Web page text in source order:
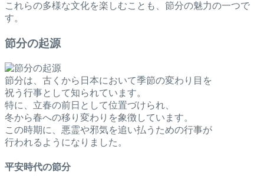
これらの多様な文化を楽しむことも、節分の魅力の一つで
す。
節分の起源
節分は、古くから日本において季節の変わり目を
祝う行事として知られています。
特に、立春の前日として位置づけられ、
冬から春への移り変わりを象徴しています。
この時期に、悪霊や邪気を追い払うための行事が
行われるようになりました。
平安時代の節分